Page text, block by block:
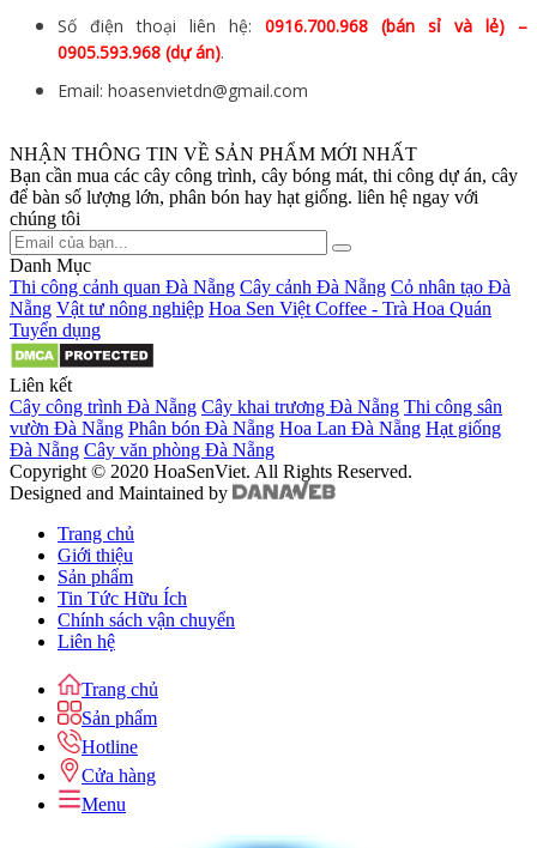
​Số điện thoại liên hệ: 0916.700.968 (bán sỉ và lẻ) –
0905.593.968 (dự án).
Email: hoasenvietdn@gmail.com
NHẬN THÔNG TIN VỀ SẢN PHẨM MỚI NHẤT
Bạn cần mua các cây công trình, cây bóng mát, thi công dự án, cây
để bàn số lượng lớn, phân bón hay hạt giống. liên hệ ngay với
chúng tôi
Danh Mục
Thi công cảnh quan Đà Nẵng Cây cảnh Đà Nẵng Cỏ nhân tạo Đà
Nẵng Vật tư nông nghiệp Hoa Sen Việt Coffee - Trà Hoa Quán
Tuyển dụng
Liên kết
Cây công trình Đà Nẵng Cây khai trương Đà Nẵng Thi công sân
vườn Đà Nẵng Phân bón Đà Nẵng Hoa Lan Đà Nẵng Hạt giống
Đà Nẵng Cây văn phòng Đà Nẵng
Copyright © 2020 HoaSenViet. All Rights Reserved.
Designed and Maintained by
Trang chủ
Giới thiệu
Sản phẩm
Tin Tức Hữu Ích
Chính sách vận chuyển
Liên hệ
Trang chủ
Sản phẩm
Hotline
Cửa hàng
Menu